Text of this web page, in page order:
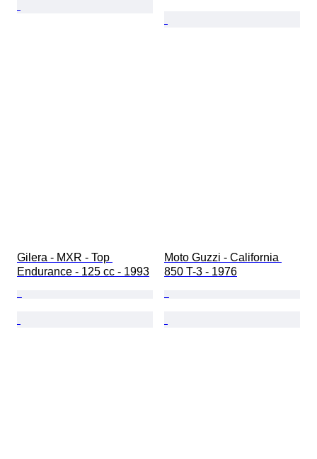
Gilera - MXR - Top
Endurance - 125 cc - 1993
Moto Guzzi - California
850 T-3 - 1976